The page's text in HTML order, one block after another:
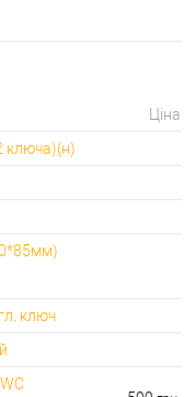
600.00 грн. самий дорогий:
грн.
Ціна
ключа)(н)
ключ